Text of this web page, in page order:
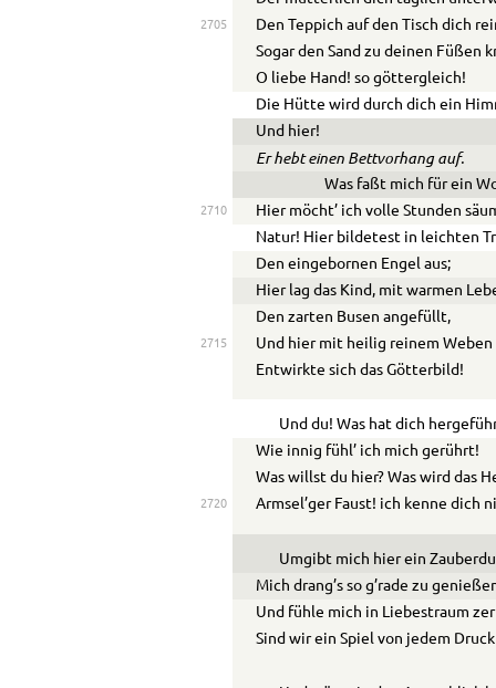
2705
Den Teppich auf den Tisch dich
Sogar den Sand zu deinen Füßen
O liebe Hand! so göttergleich!
Die Hütte wird durch dich ein
Und hier!
Er hebt einen Bettvorhang auf.
Was faßt mich für ein
2710
Hier möcht’ ich volle Stunden
Natur! Hier bildetest in leichten
Den eingebornen Engel aus;
Hier lag das Kind, mit warmen
Den zarten Busen angefüllt,
2715
Und hier mit heilig reinem Weben
Entwirkte sich das Götterbild!
Und du! Was hat dich
Wie innig fühl’ ich mich gerührt!
Was willst du hier? Was wird das
2720 Armsel’ger Faust! ich kenne dich
Umgibt mich hier ein
Mich drang’s so g’rade zu
Und fühle mich in Liebestraum
Sind wir ein Spiel von jedem